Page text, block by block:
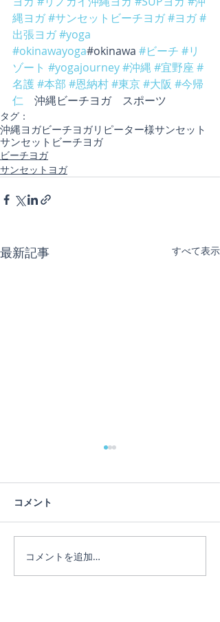
縄ヨガ#サンセットビーチヨガ#ヨガ#
出張ヨガ#yoga
#okinawayoga#okinawa #ビーチ #リ
ゾート #yogajourney#沖縄 #宜野座 #
名護#本部 #恩納村#東京#大阪 #今帰
仁 沖縄ビーチヨガ　スポーツ
タグ：
沖縄ヨガビーチヨガリピーター様サンセット
サンセットビーチヨガ
ビーチヨガ
サンセットヨガ
最新記事 すべて表示
蓮の花
コメント
コメントを追加…